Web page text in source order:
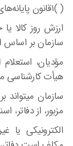
( )۱قانون پایانه‌های فروشگاهی و سامانه مؤدیان،
ارزش روز کالا
سازمان بر اساس
مؤدیان،
هیأت
سازمان
مزبور، از دفاتر،
الکترونیکی یا